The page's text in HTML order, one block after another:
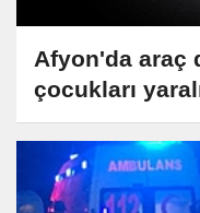
Afyon'da araç
çocukları